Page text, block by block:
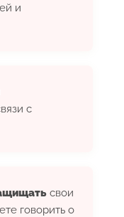
и
с
свои
говорить о